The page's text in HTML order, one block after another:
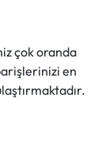
çok oranda
en